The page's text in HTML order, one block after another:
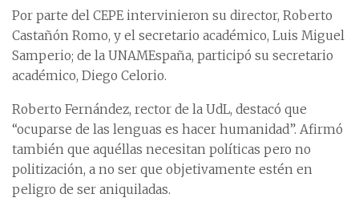
Por parte del CEPE intervinieron su director, Roberto
Castañón Romo, y el secretario académico, Luis Miguel
Samperio; de la UNAMEspaña, participó su secretario
académico, Diego Celorio.
Roberto Fernández, rector de la UdL, destacó que
“ocuparse de las lenguas es hacer humanidad”. Afirmó
también que aquéllas necesitan políticas pero no
politización, a no ser que objetivamente estén en
peligro de ser aniquiladas.